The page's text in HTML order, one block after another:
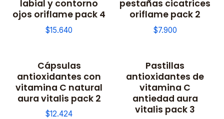
labial y contorno
ojos oriflame pack 4
$15.640
pestañas cicatrices
oriflame pack 2
$7.900
Cápsulas
antioxidantes con
vitamina C natural
aura vitalis pack 2
$12.424
Pastillas
antioxidantes de
vitamina C
antiedad aura
vitalis pack 3